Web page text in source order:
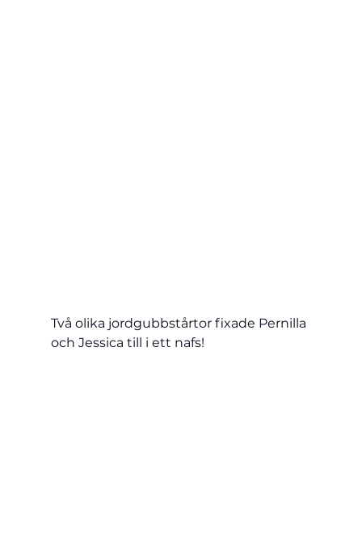
Två olika jordgubbstårtor fixade Pernilla
och Jessica till i ett nafs!